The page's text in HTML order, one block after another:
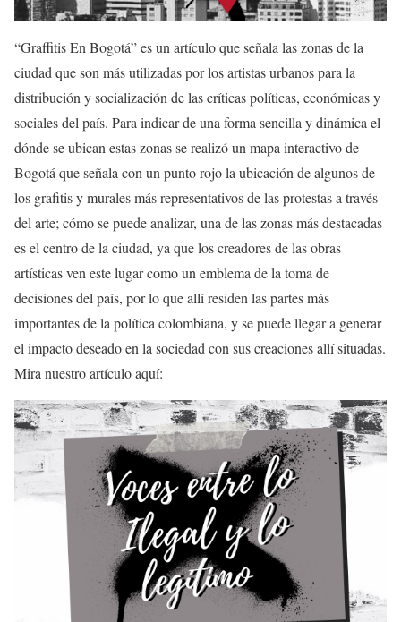
“Graffitis En Bogotá” es un artículo que señala las zonas de la
ciudad que son más utilizadas por los artistas urbanos para la
distribución y socialización de las críticas políticas, económicas y
sociales del país. Para indicar de una forma sencilla y dinámica el
dónde se ubican estas zonas se realizó un mapa interactivo de
Bogotá que señala con un punto rojo la ubicación de algunos de
los grafitis y murales más representativos de las protestas a través
del arte; cómo se puede analizar, una de las zonas más destacadas
es el centro de la ciudad, ya que los creadores de las obras
artísticas ven este lugar como un emblema de la toma de
decisiones del país, por lo que allí residen las partes más
importantes de la política colombiana, y se puede llegar a generar
el impacto deseado en la sociedad con sus creaciones allí situadas.
Mira nuestro artículo aquí: